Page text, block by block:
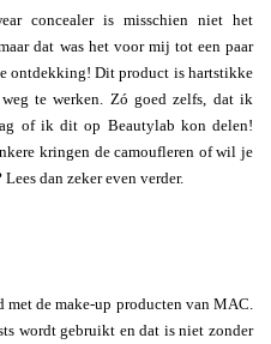
concealer is misschien niet het
dat was het voor mij tot een paar
ontdekking! Dit product is hartstikke
te werken. Zó goed zelfs, dat ik
of ik dit op Beautylab kon delen!
kringen de camoufleren of wil je
dan zeker even verder.
de make-up producten van MAC.
wordt gebruikt en dat is niet zonder